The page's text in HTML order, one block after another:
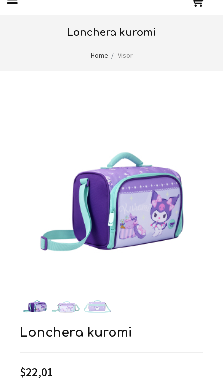
lonchera kuromi
Home Visor
lonchera kuromi
$22,01